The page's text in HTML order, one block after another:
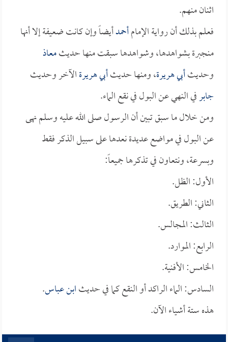
اثنان منهم.
فعلم بذلك أن رواية الإمامأحمدأيضاً وإن كانت ضعيفة إلا أنها
منجبرة بشواهدها، وشواهدها سبقت منها حديثمعاذ
وحديثأبي هريرة، ومنها حديثأبي هريرةالآخر وحديث
جابرفي النهي عن البول في نقع الماء.
ومن خلال ما سبق تبين أن الرسول صلى الله عليه وسلم نهى
عن البول في مواضع عديدة نعدها على سبيل الذكر فقط
وبسرعة، ونتعاون في تذكرها جميعاً:
الأول: الظل.
الثاني: الطريق.
الثالث: المجالس.
الرابع: الموارد.
الخامس: الأفنية.
السادس: الماء الراكد أو النقع كما في حديثابن عباس.
هذه ستة أشياء الآن.